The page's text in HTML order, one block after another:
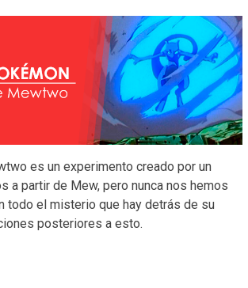
es un experimento creado por un
a partir de Mew, pero nunca nos hemos
todo el misterio que hay detrás de su
posteriores a esto.